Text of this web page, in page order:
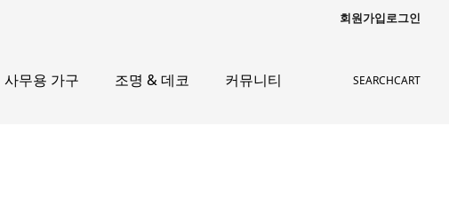
회원가입로그인
사무용 가구 조명 & 데코 커뮤니티 SEARCHCART